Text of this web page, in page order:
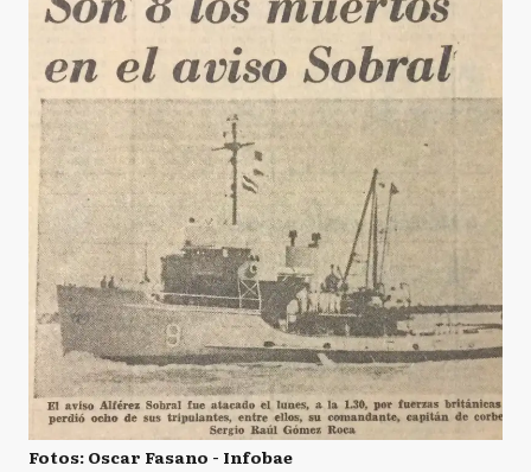
Fotos: Oscar Fasano - Infobae